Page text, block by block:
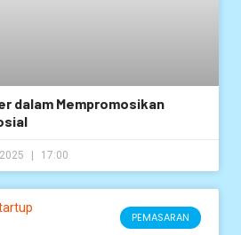
dalam Mempromosikan
17:00
PEMASARAN